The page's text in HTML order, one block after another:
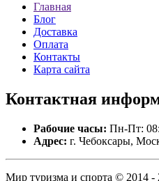
Главная
Блог
Доставка
Оплата
Контакты
Карта сайта
Контактная
Рабочие часы: Пн-Пт:
Адрес: г. Чебоксары,
Мир туризма и спорта © 2014 -